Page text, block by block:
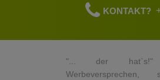
KONTAKT?
"... der